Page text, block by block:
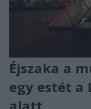
Éjszaka a
egy estét a